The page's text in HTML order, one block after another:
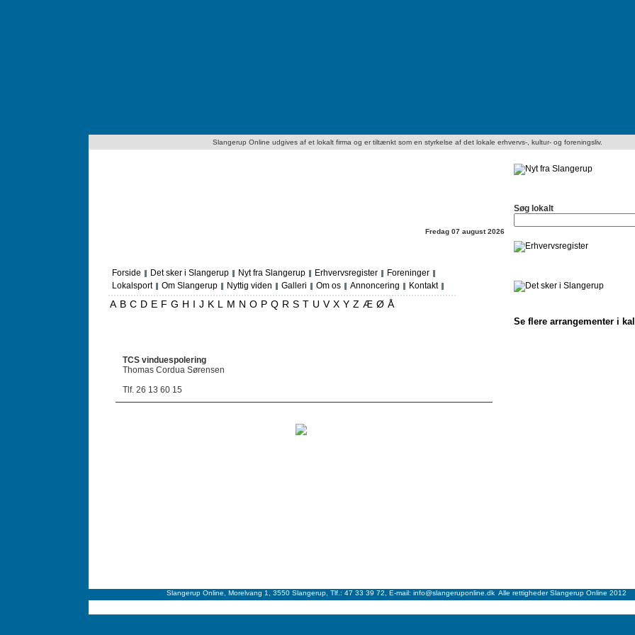
Slangerup Online udgives af et lokalt firma og er tiltænkt som en styrkelse af det lokale erhvervs-, kultur- og foreningsliv.
Forside Det sker i Slangerup Nyt fra Slangerup Erhvervsregister
Foreninger
Lokalsport
Om Slangerup Nyttig viden Galleri Om os Annoncering Kontakt
Fredag 07 august 2026
A B C D E F G H I J K L M N O P Q R S T U V X Y Z Æ Ø Å
TCS vinduespolering
Thomas Cordua Sørensen
Tlf. 26 13 60 15
Søg lokalt
Se flere arrangementer i
Slangerup Online, Morelvang 1, 3550 Slangerup, Tlf.: 47 33 39 72, E-mail: info@slangeruponline.dk Alle rettigheder Slangerup Online 2012